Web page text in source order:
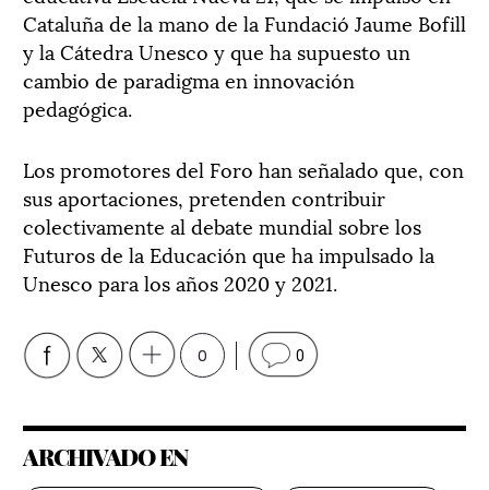
Cataluña de la mano de la Fundació Jaume Bofill
y la Cátedra Unesco y que ha supuesto un
cambio de paradigma en innovación
pedagógica.
Los promotores del Foro han señalado que, con
sus aportaciones, pretenden contribuir
colectivamente al debate mundial sobre los
Futuros de la Educación que ha impulsado la
Unesco para los años 2020 y 2021.
0 0
ARCHIVADO EN